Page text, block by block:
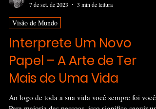
Olucasgarcia
7 de set. de 2023
3 min de leitura
Visão de Mundo
Interprete Um Novo